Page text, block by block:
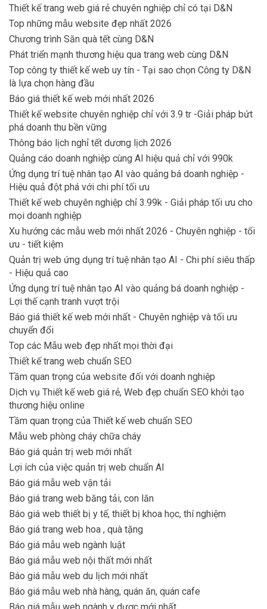
Thiết kế trang web giá rẻ chuyên nghiệp chỉ có tại D&N
Top những mẫu website đẹp nhất 2026
Chương trình Săn quà tết cùng D&N
Phát triển mạnh thương hiệu qua trang web cùng D&N
Top công ty thiết kế web uy tín - Tại sao chọn Công ty D&N
là lựa chọn hàng đầu
Báo giá thiết kế web mới nhất 2026
Thiết kế website chuyên nghiệp chỉ với 3.9 tr -Giải pháp bứt
phá doanh thu bền vững
Thông báo lịch nghỉ tết dương lịch 2026
Quảng cáo doanh nghiệp cùng AI hiệu quả chỉ với 990k
Ứng dụng trí tuệ nhân tạo AI vào quảng bá doanh nghiệp -
Hiệu quả đột phá với chi phí tối ưu
Thiết kế web chuyên nghiệp chỉ 3.99k - Giải pháp tối ưu cho
mọi doanh nghiệp
Xu hướng các mẫu web mới nhất 2026 - Chuyên nghiệp - tối
ưu - tiết kiệm
Quản trị web ứng dụng trí tuệ nhân tạo AI - Chi phí siêu thấp
- Hiệu quả cao
Ứng dụng trí tuệ nhân tạo AI vào quảng bá doanh nghiệp -
Lợi thế cạnh tranh vượt trội
Báo giá thiết kế web mới nhất - Chuyên nghiệp và tối ưu
chuyển đổi
Top các Mẫu web đẹp nhất mọi thời đại
Thiết kế trang web chuẩn SEO
Tầm quan trọng của website đối với doanh nghiệp
Dịch vụ Thiết kế web giá rẻ, Web đẹp chuẩn SEO khởi tạo
thương hiệu online
Tầm quan trọng của Thiết kế web chuẩn SEO
Mẫu web phòng cháy chữa cháy
Báo giá quản trị web mới nhất
Lợi ích của việc quản trị web chuẩn AI
Báo giá mẫu web vận tải
Báo giá trang web băng tải, con lăn
Báo giá web thiết bị y tế, thiết bị khoa học, thí nghiệm
Báo giá trang web hoa , quà tặng
Báo giá mẫu web ngành luật
Báo giá mẫu web nội thất mới nhất
Báo giá mẫu web du lịch mới nhất
Báo giá mẫu web nhà hàng, quán ăn, quán cafe